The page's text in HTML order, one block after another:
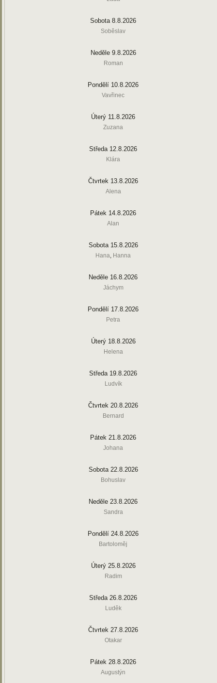
Sobota 8.8.2026
Soběslav
Neděle 9.8.2026
Roman
Pondělí 10.8.2026
Vavřinec
Úterý 11.8.2026
Zuzana
Středa 12.8.2026
Klára
Čtvrtek 13.8.2026
Alena
Pátek 14.8.2026
Alan
Sobota 15.8.2026
Hana, Hanna
Neděle 16.8.2026
Jáchym
Pondělí 17.8.2026
Petra
Úterý 18.8.2026
Helena
Středa 19.8.2026
Ludvík
Čtvrtek 20.8.2026
Bernard
Pátek 21.8.2026
Johana
Sobota 22.8.2026
Bohuslav
Neděle 23.8.2026
Sandra
Pondělí 24.8.2026
Bartoloměj
Úterý 25.8.2026
Radim
Středa 26.8.2026
Luděk
Čtvrtek 27.8.2026
Otakar
Pátek 28.8.2026
Augustýn